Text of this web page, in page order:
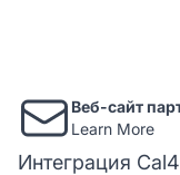
Веб-сайт
Learn More
Интеграция